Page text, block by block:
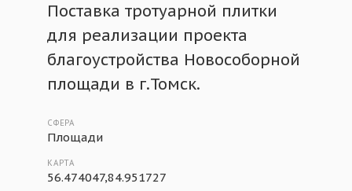
Поставка тротуарной плитки
для реализации проекта
благоустройства Новособорной
площади в г.Томск.
СФЕРА
Площади
КАРТА
56.474047,84.951727